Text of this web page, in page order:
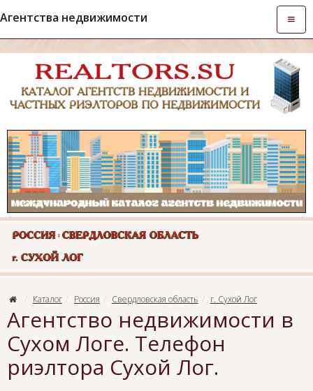
Агентства недвижимости
Каталог Россия Свердловская область г. Сухой Лог
Агентство недвижимости в
Сухом Логе. Телефон
риэлтора Сухой Лог.